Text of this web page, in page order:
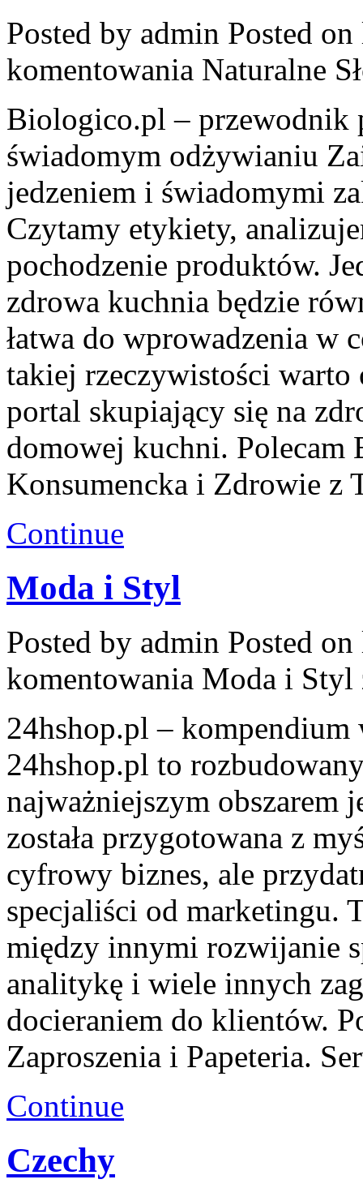
Posted by admin Posted
komentowania Naturalne
Biologico.pl – przewodnik
świadomym odżywianiu
jedzeniem i świadomymi
Czytamy etykiety,
pochodzenie produktów.
zdrowa kuchnia będzie
łatwa do wprowadzenia w
takiej rzeczywistości
portal skupiający się na
domowej kuchni. Polecam
Konsumencka i Zdrowie
Continue
Moda i Styl
Posted by admin Posted
komentowania Moda i Styl
24hshop.pl –
24hshop.pl to
najważniejszym obszarem
została przygotowana z
cyfrowy biznes, ale
specjaliści od marketingu.
między innymi rozwijanie
analitykę i wiele innych
docieraniem do klientów.
Zaproszenia i Papeteria.
Continue
Czechy